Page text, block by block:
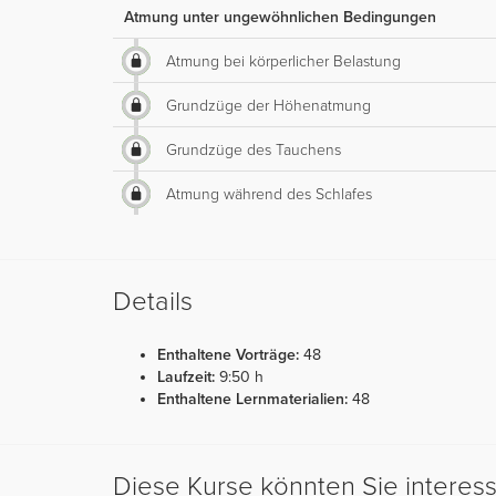
Atmung unter ungewöhnlichen Bedingungen
Atmung bei körperlicher Belastung
Grundzüge der Höhenatmung
Grundzüge des Tauchens
Atmung während des Schlafes
Details
Enthaltene Vorträge: 48
Laufzeit: 9:50 h
Enthaltene Lernmaterialien: 48
Diese Kurse könnten Sie